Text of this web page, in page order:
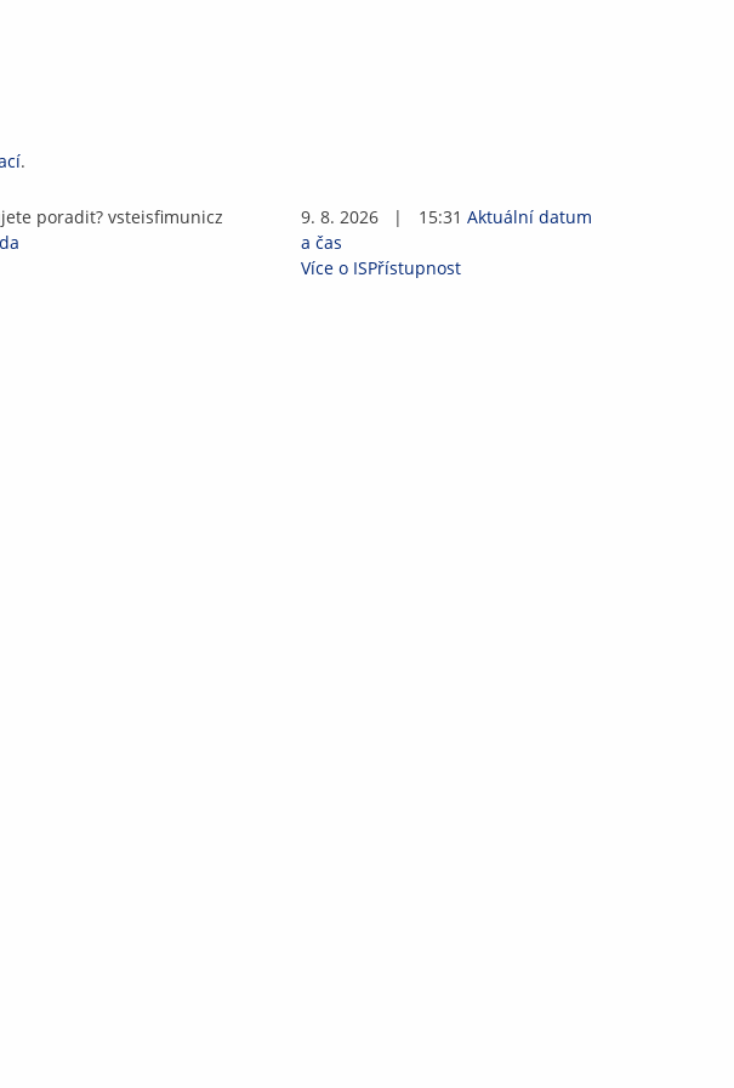
.
poradit? vsteisfimunicz
9. 8. 2026 | 15:31 Aktuální datum
a čas
Více o ISPřístupnost